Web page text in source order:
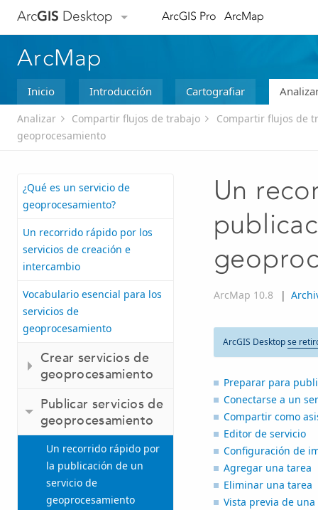
ArcGIS Desktop ArcGIS Pro ArcMap
ArcMap
Inicio Introducción Cartografiar
Analizar Compartir flujos de trabajo
Compartir flujos de
geoprocesamiento
¿Qué es un servicio de
geoprocesamiento?
Un recorrido rápido por los
servicios de creación e
intercambio
Vocabulario esencial para los
servicios de
geoprocesamiento
Crear servicios de
geoprocesamiento
Publicar servicios de
geoprocesamiento
Un recorrido rápido por
la publicación de un
servicio de
geoprocesamiento
Un
ArcMap 10.8 |
ArcGIS Desktopse
Preparar para
Conectarse a un
Compartir como
Editor de servicio
Configuración de
Agregar una tarea
Eliminar una tarea
Vista previa de una